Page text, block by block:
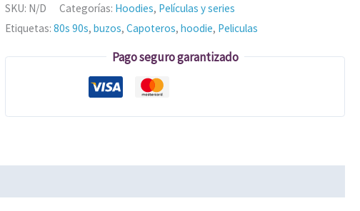
SKU: N/D Categorías: Hoodies, Películas y series
Etiquetas:80s 90s,buzos,Capoteros,hoodie, Peliculas
Pago seguro garantizado